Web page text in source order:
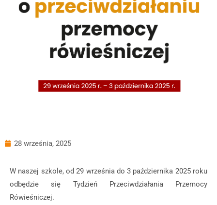
28 września, 2025
W naszej szkole, od 29 września do 3 października 2025 roku
odbędzie się Tydzień Przeciwdziałania Przemocy
Rówieśniczej.